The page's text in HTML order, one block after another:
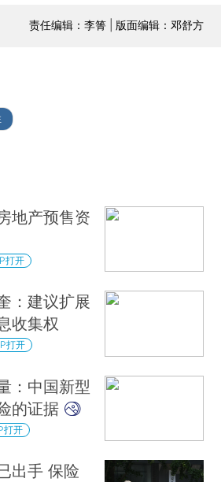
责任编辑：李箐 | 版面编辑：邓舒方
地产预售资
打开
：建议扩展
收集权
打开
：中国新型
的证据
打开
出手 保险